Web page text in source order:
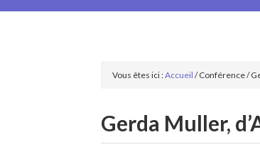
Vous êtes ici :Accueil /Conférence/
Gerda Muller,